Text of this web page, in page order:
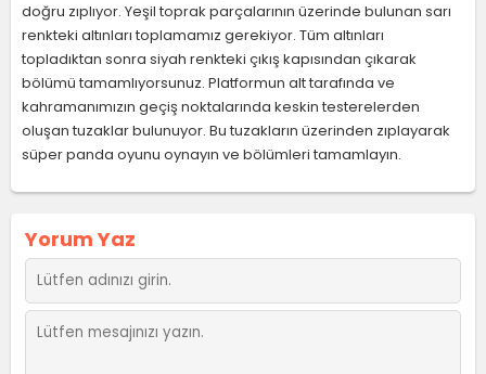
doğru zıplıyor. Yeşil toprak parçalarının üzerinde bulunan sarı
renkteki altınları toplamamız gerekiyor. Tüm altınları
topladıktan sonra siyah renkteki çıkış kapısından çıkarak
bölümü tamamlıyorsunuz. Platformun alt tarafında ve
kahramanımızın geçiş noktalarında keskin testerelerden
oluşan tuzaklar bulunuyor. Bu tuzakların üzerinden zıplayarak
süper panda oyunu oynayın ve bölümleri tamamlayın.
Yorum Yaz